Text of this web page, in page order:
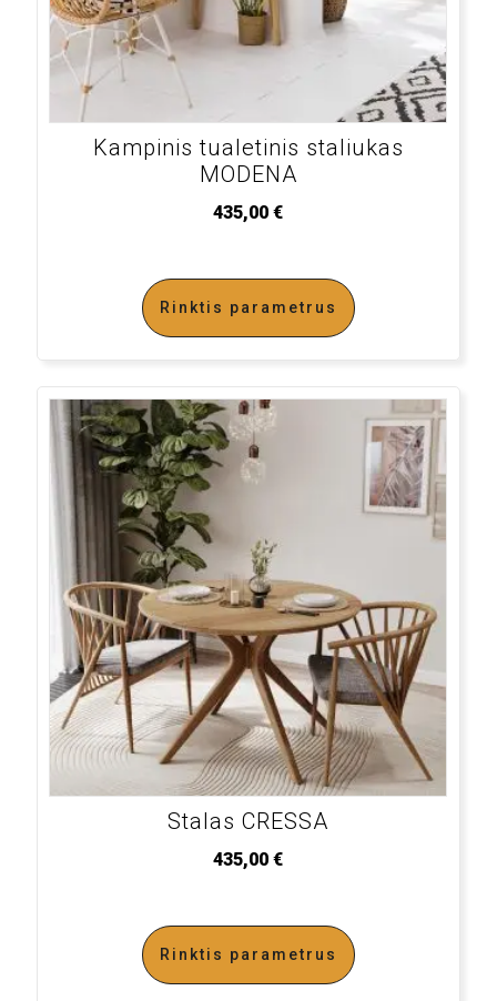
Kampinis tualetinis staliukas
MODENA
435,00€
Rinktis parametrus
Stalas CRESSA
435,00€
Rinktis parametrus